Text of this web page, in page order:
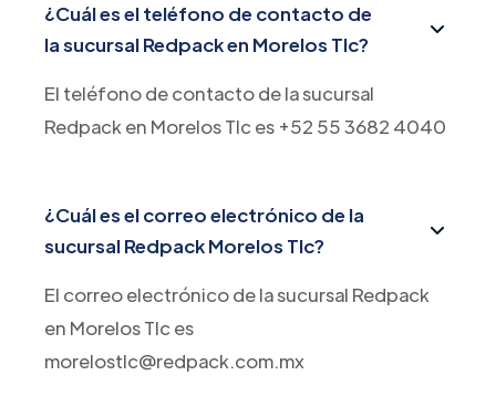
¿Cuál es el teléfono de contacto de
la sucursal Redpack en Morelos Tlc?
El teléfono de contacto de la sucursal
Redpack en Morelos Tlc es +52 55 3682 4040
¿Cuál es el correo electrónico de la
sucursal Redpack Morelos Tlc?
El correo electrónico de la sucursal Redpack
en Morelos Tlc es
morelostlc@redpack.com.mx